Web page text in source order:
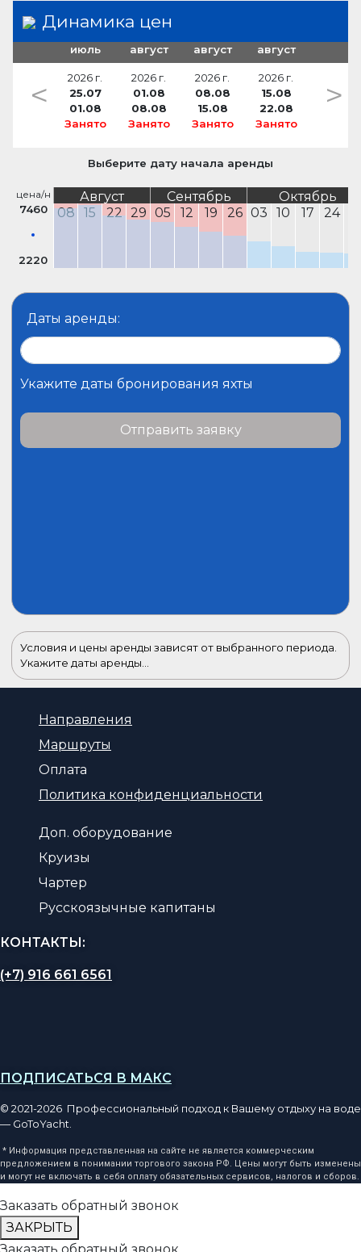
Динамика цен
июль
2026 г.
25.07
01.08
Занято
август
2026 г.
01.08
08.08
Занято
август
2026 г.
08.08
15.08
Занято
август
2026 г.
15.08
22.08
Занято
< >
Выберите дату начала аренды
цена/н
7460
2220
Август Сентябрь
Октябрь
08
15 22 29 05 12 19 26 03 10 17 24
Даты аренды:
Укажите даты бронирования яхты
Отправить заявку
Условия и цены аренды зависят от выбранного периода.
Укажите даты аренды...
Направления
Маршруты
Оплата
Политика конфиденциальности
Доп. оборудование
Круизы
Чартер
Русскоязычные капитаны
КОНТАКТЫ:
(+7) 916 661 6561
ПОДПИСАТЬСЯ В МАКС
© 2021-2026 Профессиональный подход к Вашему отдыху на воде
— GoToYacht.
* Информация представленная на сайте не является коммерческим
предложением в понимании торгового закона РФ. Цены могут быть изменены
и могут не включать в себя оплату обязательных сервисов, налогов и сборов.
Заказать обратный звонок
ЗАКРЫТЬ